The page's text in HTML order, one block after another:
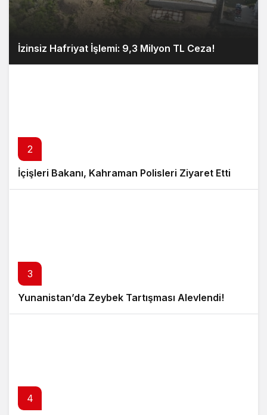
İzinsiz Hafriyat İşlemi: 9,3 Milyon TL Ceza!
2
İçişleri Bakanı, Kahraman Polisleri Ziyaret Etti
3
Yunanistan’da Zeybek Tartışması Alevlendi!
4